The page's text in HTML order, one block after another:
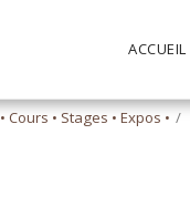
ACCUEIL
• Cours • Stages • Expos •